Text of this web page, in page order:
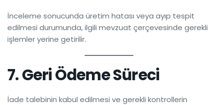
İnceleme sonucunda üretim hatası veya ayıp tespit
edilmesi durumunda, ilgili mevzuat çerçevesinde gerekli
işlemler yerine getirilir.
7. Geri Ödeme Süreci
İade talebinin kabul edilmesi ve gerekli kontrollerin